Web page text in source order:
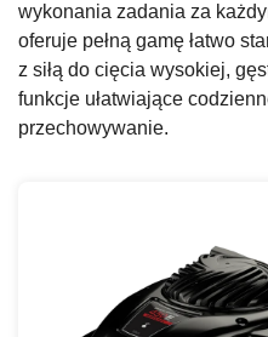
wykonania zadania za
oferuje pełną gamę łatwo
z siłą do cięcia wysokiej,
funkcje ułatwiające
przechowywanie.